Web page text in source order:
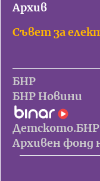
Архив
Съвет за
БНР
БНР Новини
Детското.БНР
Архивен фонд